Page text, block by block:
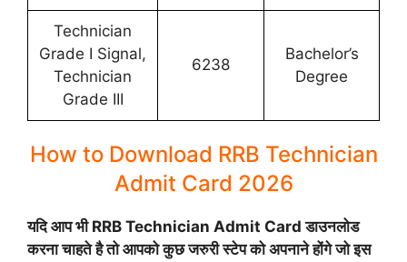
Technician
Grade I Signal,
Technician
Grade III
6238
Bachelor’s
Degree
How to Download RRB Technician
Admit Card 2026
यदि आप भी RRB Technician Admit Card डाउनलोड
करना चाहते है तो आपको कुछ जरुरी स्टेप को अपनाने होंगे जो इस